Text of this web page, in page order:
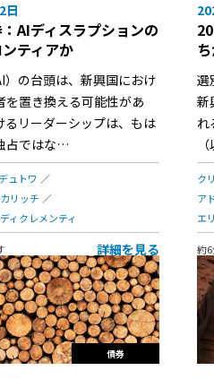
日
AIディスラプションの
ティアか
）の台頭は、新興国におけ
を置き換える可能性があ
るリーダーシップは、もは
占ではな…
ュトワ
リッチ
ィクレメンティ
詳細を見る
選
新
れ
ク
ア
エ
約
債券